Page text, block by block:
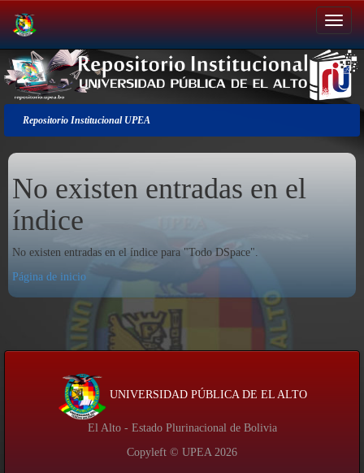
Salir
de
la
navegación
Repositorio Institucional UPEA
No existen entradas en el
índice
No existen entradas en el índice para "Todo DSpace".
Página de inicio
UNIVERSIDAD PÚBLICA DE EL ALTO
El Alto - Estado Plurinacional de Bolivia
Copyleft © UPEA 2026